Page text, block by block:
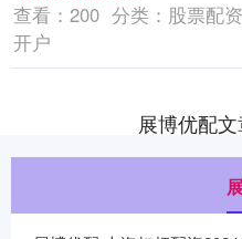
查看： 200 分类： 股票配
开户
展博优配